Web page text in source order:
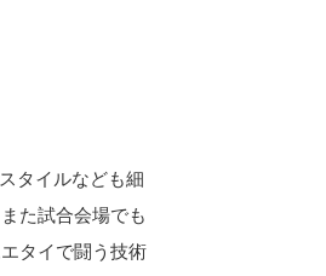
タイルなども細
た試合会場でも
タイで闘う技術